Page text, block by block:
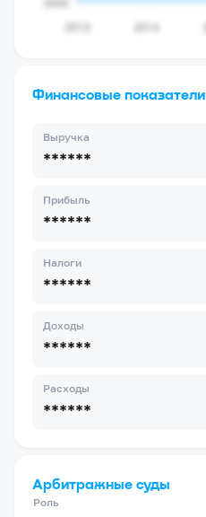
Финансовые показатели
Выручка
******
Прибыль
******
Налоги
******
Доходы
******
Расходы
******
Арбитражные суды
Роль